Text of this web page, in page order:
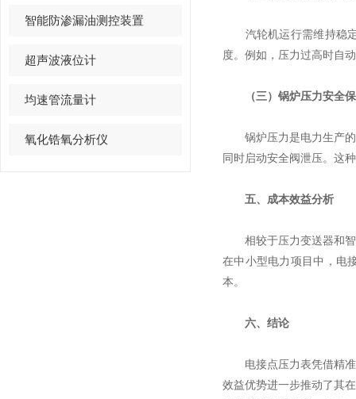
智能防渗漏油测控装置
超声波液位计
均速管流量计
氧化锆氧分析仪
汽轮机运行需维持稳定
度。例如，压力过高时自
（三）锅炉压力安全
锅炉压力是电力生产的
同时启动安全阀泄压。这
五、成本效益分析
相较于压力变送器和智
在中小型电力项目中，电
本。
六、结论
电接点压力表凭借精准
效益优势进一步推动了其